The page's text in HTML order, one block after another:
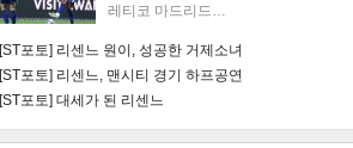
레티코 마드리드…
[ST포토] 리센느 원이, 성공한 거제소녀
[ST포토] 리센느, 맨시티 경기 하프공연
[ST포토] 대세가 된 리센느